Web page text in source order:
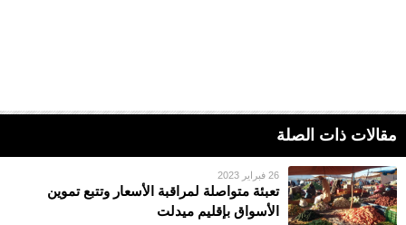
مقالات ذات الصلة
26 فبراير 2023
تعبئة متواصلة لمراقبة الأسعار وتتبع تموين
الأسواق بإقليم ميدلت